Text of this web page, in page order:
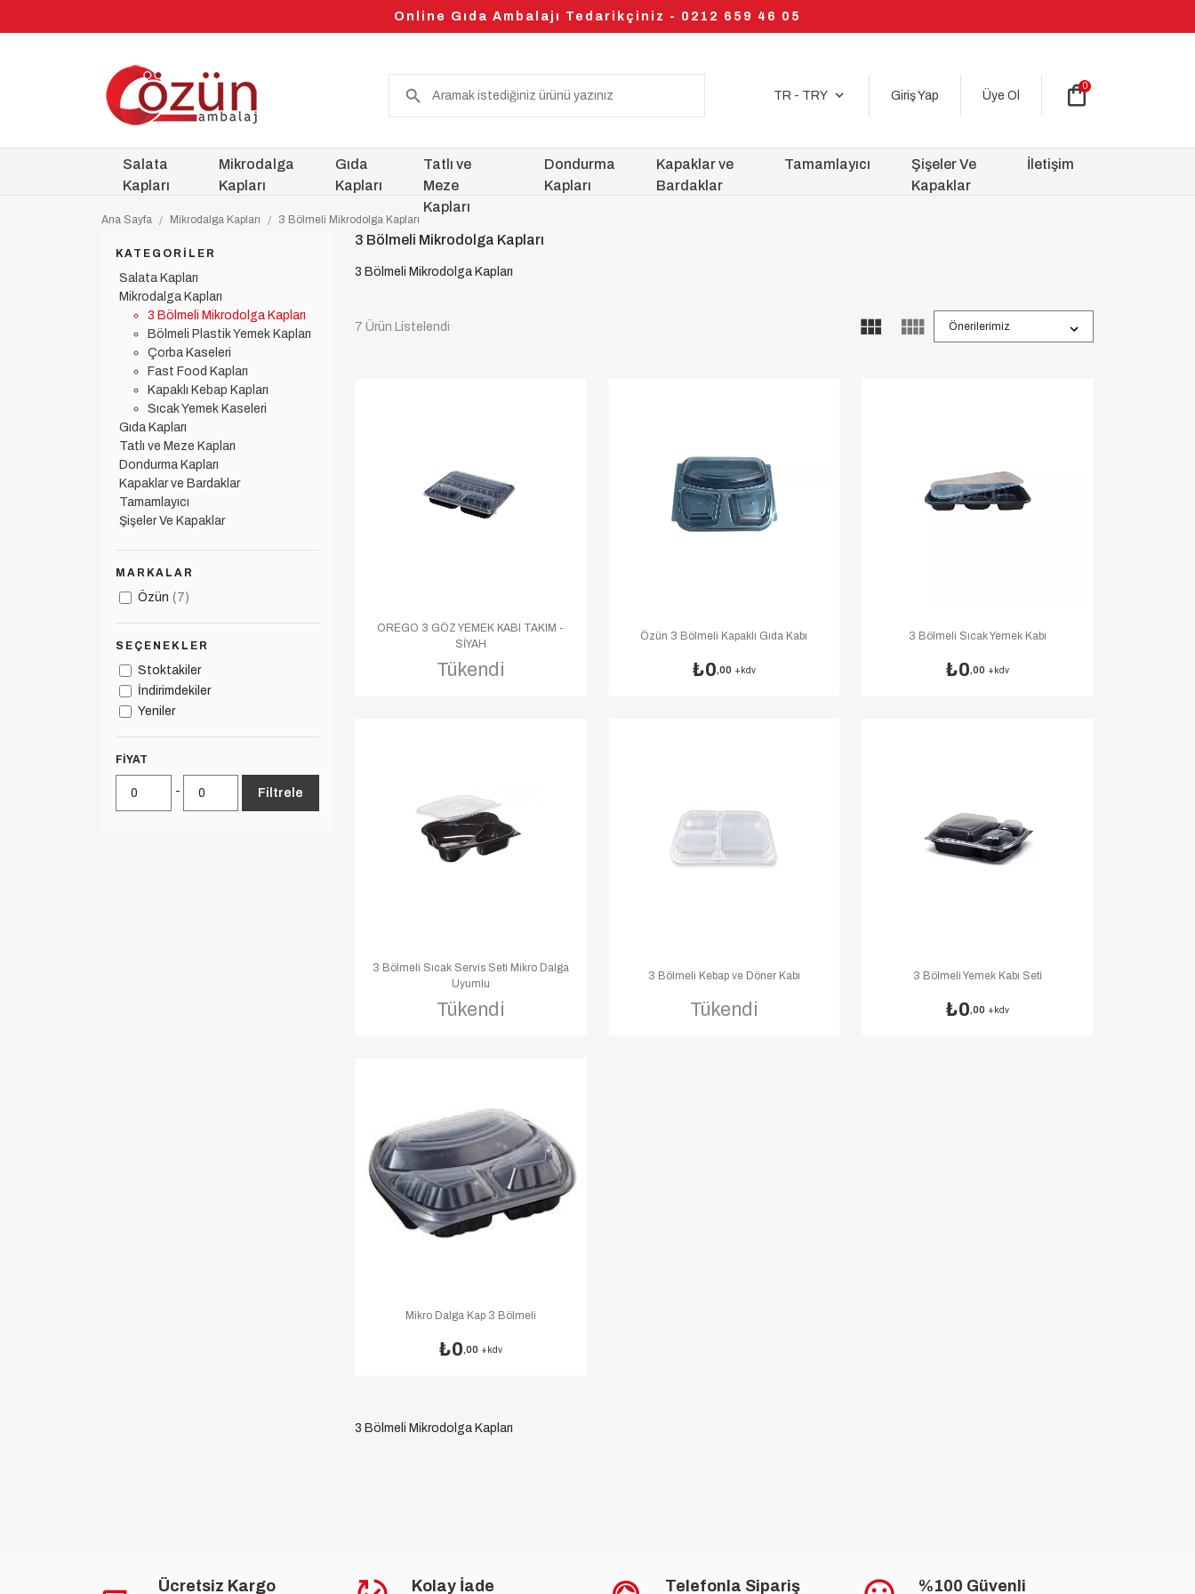
Online Gıda Ambalajı Tedarikçiniz - 0212 659 46 05
TR - TRY expand_more Giriş Yap Üye Ol shopping_bag
0
Salata
Kapları
Mikrodalga
Kapları
Gıda
Kapları
Tatlı ve
Meze
Kapları
Dondurma
Kapları
Kapaklar ve
Bardaklar
Tamamlayıcı
Şişeler Ve
Kapaklar
İletişim
Ana Sayfa Mikrodalga Kapları 3 Bölmeli Mikrodolga Kapları
KATEGORILER
Salata Kapları
Mikrodalga Kapları
3 Bölmeli Mikrodolga Kapları
Bölmeli Plastik Yemek Kapları
Çorba Kaseleri
Fast Food Kapları
Kapaklı Kebap Kapları
Sıcak Yemek Kaseleri
Gıda Kapları
Tatlı ve Meze Kapları
Dondurma Kapları
Kapaklar ve Bardaklar
Tamamlayıcı
Şişeler Ve Kapaklar
MARKALAR
Özün (7)
SEÇENEKLER
Stoktakiler
İndirimdekiler
Yeniler
FIYAT
- Filtrele
3 Bölmeli Mikrodolga Kapları
3 Bölmeli Mikrodolga Kapları
7 Ürün Listelendi Önerilerimiz
OREGO 3 GÖZ YEMEK KABI TAKIM -
SİYAH
Tükendi
Özün 3 Bölmeli Kapaklı Gıda Kabı
0,00 +kdv
3 Bölmeli Sıcak Yemek Kabı
0,00 +kdv
3 Bölmeli Sıcak Servis Seti Mikro Dalga
Uyumlu
Tükendi
3 Bölmeli Kebap ve Döner Kabı
Tükendi
3 Bölmeli Yemek Kabı Seti
0,00 +kdv
Mikro Dalga Kap 3 Bölmeli
0,00 +kdv
3 Bölmeli Mikrodolga Kapları
Ücretsiz Kargo Kolay İade Telefonla Sipariş %100 Güvenli